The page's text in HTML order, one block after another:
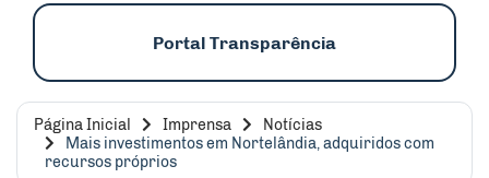
Portal Transparência
Página Inicial Imprensa
Notícias
Mais investimentos em Nortelândia, adquiridos com
recursos próprios